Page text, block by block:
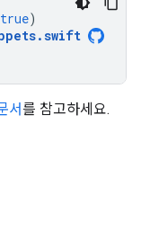
true)
.swift
서를 참고하세요.